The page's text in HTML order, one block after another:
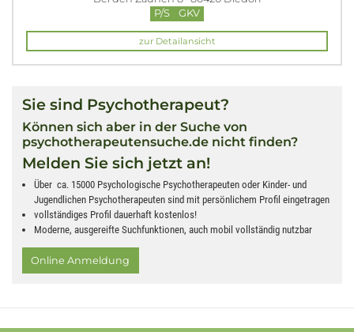
P/S
GKV
zur Detailansicht
Sie sind Psychotherapeut?
Können sich aber in der Suche von
psychotherapeutensuche.de nicht finden?
Melden Sie sich jetzt an!
Über ca. 15000 Psychologische Psychotherapeuten oder Kinder- und
Jugendlichen Psychotherapeuten sind mit persönlichem Profil eingetragen
vollständiges Profil dauerhaft kostenlos!
Moderne, ausgereifte Suchfunktionen, auch mobil vollständig nutzbar
Online Anmeldung